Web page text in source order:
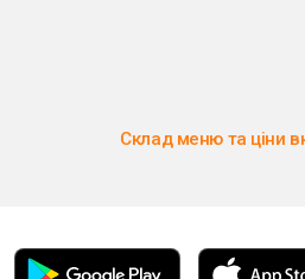
Склад меню та ціни